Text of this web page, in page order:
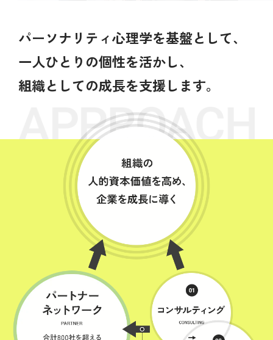
パーソナリティ心理学を基盤として、
一人ひとりの個性を活かし、
組織としての成長を支援します。